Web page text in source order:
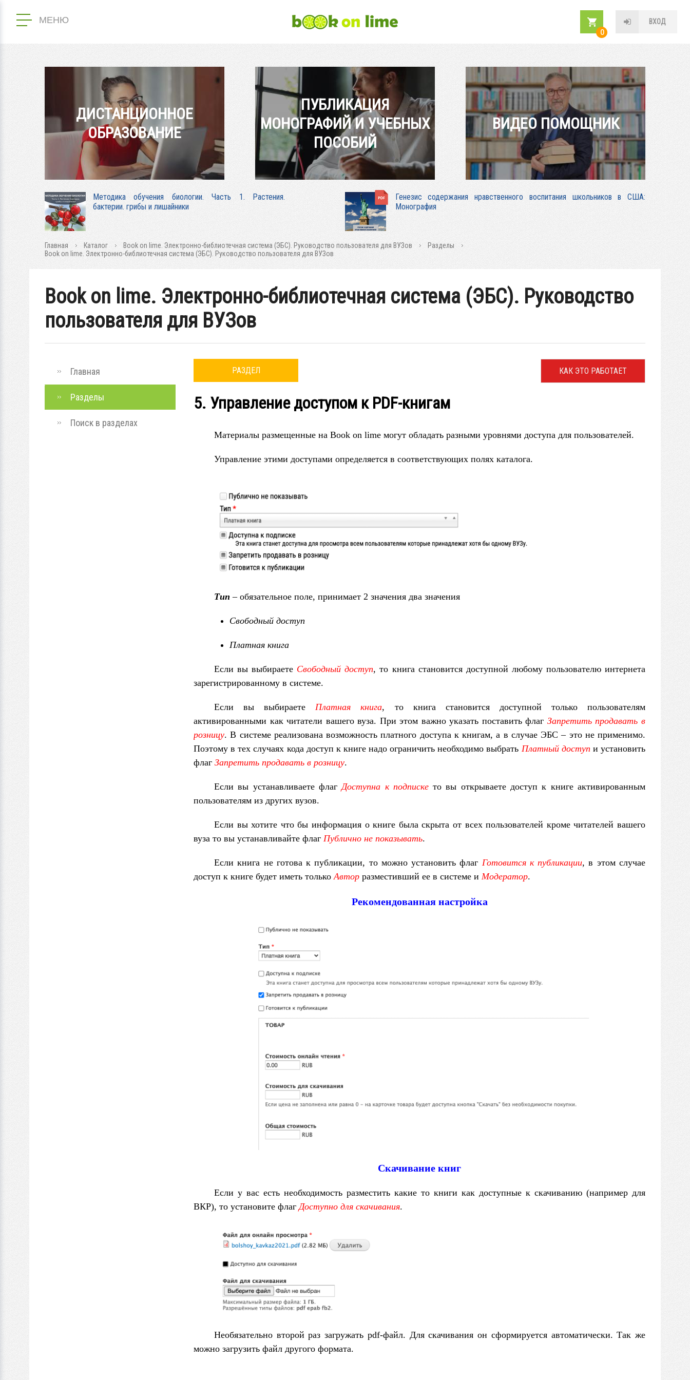
МЕНЮ
ВХОД
0
ДИСТАНЦИОННОЕ
ОБРАЗОВАНИЕ
ПУБЛИКАЦИЯ
МОНОГРАФИЙ И УЧЕБНЫХ
ПОСОБИЙ
ВИДЕО ПОМОЩНИК
Методика обучения биологии. Часть 1. Растения.
бактерии. грибы и лишайники
Генезис содержания нравственного воспитания школьников в США:
Монография
Главная Каталог Book on lime. Электронно-библиотечная система (ЭБС). Руководство пользователя для ВУЗов
Разделы
Book on lime. Электронно-библиотечная система (ЭБС). Руководство пользователя для ВУЗов
Book on lime. Электронно-библиотечная система (ЭБС). Руководство
пользователя для ВУЗов
Главная
Разделы
Поиск в разделах
РАЗДЕЛ КАК ЭТО РАБОТАЕТ
5. Управление доступом к PDF-книгам
Материалы размещенные на Book on lime могут обладать разными уровнями доступа для пользователей.
Управление этими доступами определяется в соответствующих полях каталога.
Тип – обязательное поле, принимает 2 значения два значения
Свободный доступ
Платная книга
Если вы выбираете Свободный доступ, то книга становится доступной любому пользователю интернета
зарегистрированному в системе.
Если вы выбираетеПлатная книга, то книга становится доступной только пользователям
активированными как читатели вашего вуза. При этом важно указать поставить флаг Запретить продавать в
розницу. В системе реализована возможность платного доступа к книгам, а в случае ЭБС – это не применимо.
Поэтому в тех случаях кода доступ к книге надо ограничить необходимо выбрать Платный доступ и установить
флаг Запретить продавать в розницу.
Если вы устанавливаете флагДоступна к подпискето вы открываете доступ к книге активированным
пользователям из других вузов.
Если вы хотите что бы информация о книге была скрыта от всех пользователей кроме читателей вашего
вуза то вы устанавливайте флаг Публично не показывать.
Если книга не готова к публикации, то можно установить флаг Готовится к публикации, в этом случае
доступ к книге будет иметь толькоАвтор разместивший ее в системе и Модератор.
Рекомендованная настройка
Скачивание книг
Если у вас есть необходимость разместить какие то книги как доступные к скачиванию (например для
ВКР), то установите флагДоступно для скачивания.
Необязательно второй раз загружать pdf-файл. Для скачивания он сформируется автоматически. Так же
можно загрузить файл другого формата.